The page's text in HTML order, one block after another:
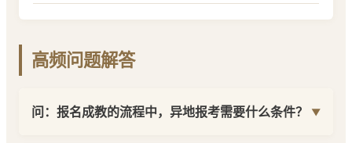
高频问题解答
问：报名成教的流程中，异地报考需要什么条件？